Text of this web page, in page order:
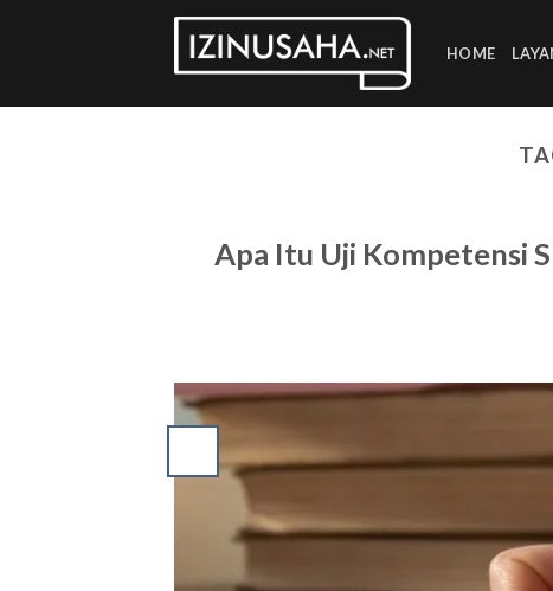
HOME
Apa Itu Uji Kompetensi